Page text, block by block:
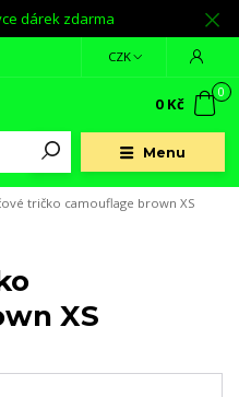
dárek zdarma
Menu
CZK
0
0 Kč
tričko camouflage brown XS
XS